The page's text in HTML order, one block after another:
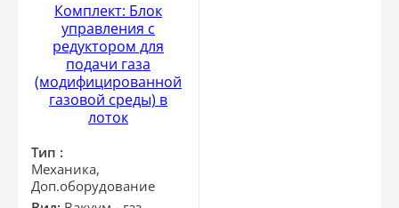
Комплект: Блок
управления с
редуктором для
подачи газа
(модифицированной
газовой среды) в
лоток
Тип :
Механика,
Доп.оборудование